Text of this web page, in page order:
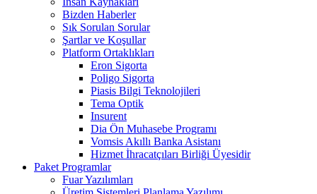
Bizden Haberler
Sık Sorulan Sorular
Şartlar ve Koşullar
Platform Ortaklıkları
Eron Sigorta
Poligo Sigorta
Piasis Bilgi Teknolojileri
Tema Optik
Insurent
Dia Ön Muhasebe Programı
Vomsis Akıllı Banka Asistanı
Hizmet İhracatçıları Birliği Üyesidir
Paket Programlar
Fuar Yazılımları